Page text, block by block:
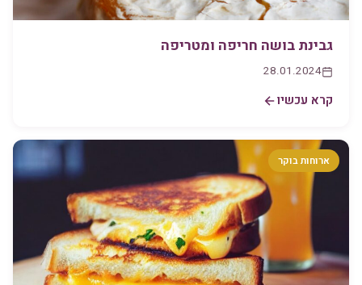
גבינת בושה חריפה ומטריפה
28.01.2024
קרא עכשיו
ארוחות בוקר